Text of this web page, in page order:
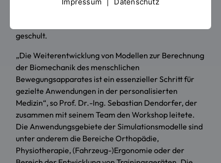
geschult.
„Die Weiterentwicklung von Modellen zur Berechnung
der Biomechanik des menschlichen
Bewegungsapparates ist ein essenzieller Schritt für
gezielte Anwendungen in der personalisierten
Medizin“, so Prof. Dr.-Ing. Sebastian Dendorfer, der
zusammen mit seinem Team den Workshop leitete.
Die Anwendungsgebiete der Simulationsmodelle sind
unter anderem die Bereiche Orthopädie,
Physiotherapie, (Fahrzeug-)Ergonomie oder der